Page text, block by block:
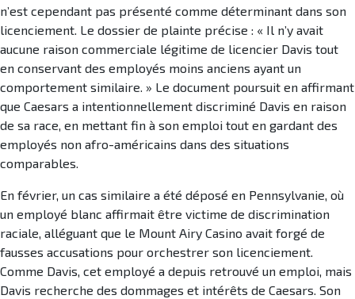
n’est cependant pas présenté comme déterminant dans son
licenciement. Le dossier de plainte précise : « Il n’y avait
aucune raison commerciale légitime de licencier Davis tout
en conservant des employés moins anciens ayant un
comportement similaire. » Le document poursuit en affirmant
que Caesars a intentionnellement discriminé Davis en raison
de sa race, en mettant fin à son emploi tout en gardant des
employés non afro-américains dans des situations
comparables.
En février, un cas similaire a été déposé en Pennsylvanie, où
un employé blanc affirmait être victime de discrimination
raciale, alléguant que le Mount Airy Casino avait forgé de
fausses accusations pour orchestrer son licenciement.
Comme Davis, cet employé a depuis retrouvé un emploi, mais
Davis recherche des dommages et intérêts de Caesars. Son